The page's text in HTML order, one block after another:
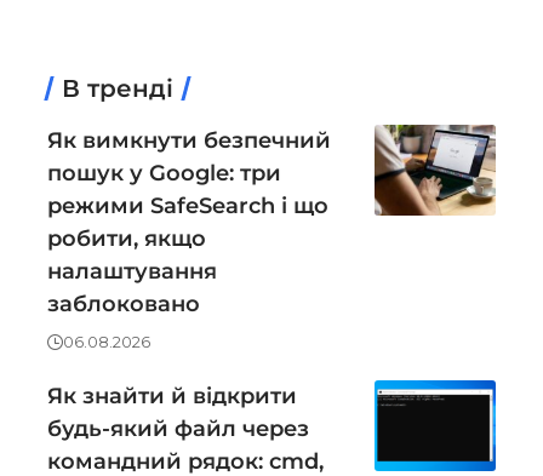
В тренді
Як вимкнути безпечний
пошук у Google: три
режими SafeSearch і що
робити, якщо
налаштування
заблоковано
06.08.2026
Як знайти й відкрити
будь-який файл через
командний рядок: cmd,